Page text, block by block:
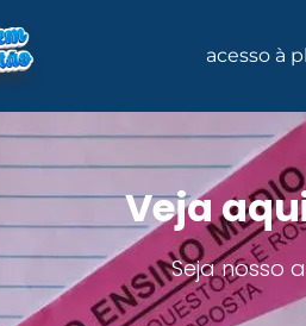
acesso à
Veja
Seja nosso